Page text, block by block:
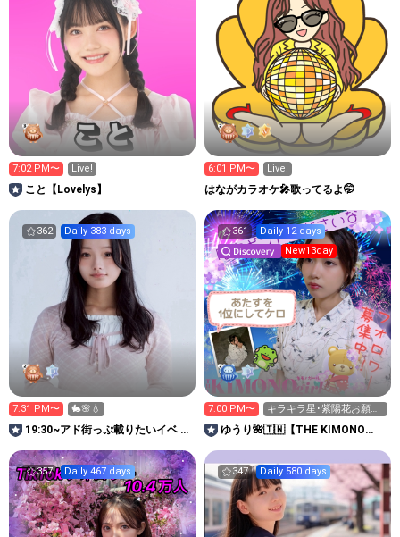
7:02 PM〜 Live!
こと【Lovelys】
6:01 PM〜 Live!
はながカラオケ🎤歌ってるよ🤭
362 Daily 383 days
7:31 PM〜
19:30~アド街っぷ載りたいイベ 春
361
Daily 12 days
New13day
7:00 PM〜
キラキラ星･紫陽花お願い
します！
ゆうり🌺🇹🇼【THE KIMONO
357 Daily 467 days 347 Daily 580 days